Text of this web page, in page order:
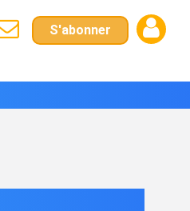
S'abonner